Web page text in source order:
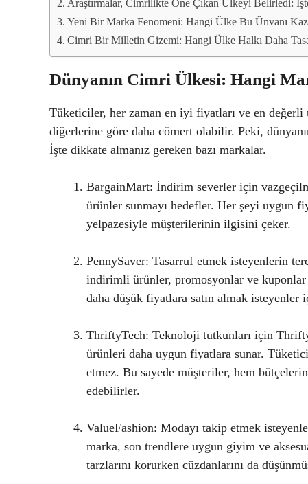
Araştırmalar, Cimrilikte Öne Çıkan Ülkeyi Belirledi:
Yeni Bir Marka Fenomeni: Hangi Ülke Bu Ünvanı
Cimri Bir Milletin Gizemi: Hangi Ülke Halkı Daha
Dünyanın Cimri Ülkesi: Hangi
Tüketiciler, her zaman en iyi fiyatları ve en
diğerlerine göre daha cömert olabilir. Peki,
İşte dikkate almanız gereken bazı markalar.
BargainMart: İndirim severler için
ürünler sunmayı hedefler. Her şeyi uygun
yelpazesiyle müşterilerinin ilgisini çeker.
PennySaver: Tasarruf etmek isteyenlerin
indirimli ürünler, promosyonlar ve
daha düşük fiyatlara satın almak isteyenler
ThriftyTech: Teknoloji tutkunları için
ürünleri daha uygun fiyatlara sunar.
etmez. Bu sayede müşteriler, hem
edebilirler.
ValueFashion: Modayı takip etmek
marka, son trendlere uygun giyim ve
tarzlarını korurken cüzdanlarını da